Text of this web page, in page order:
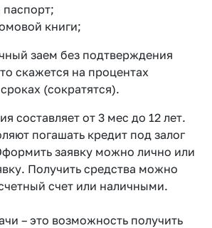
книги;
заем без подтверждения
скажется на процентах
(сократятся).
составляет от 3 мес до 12 лет.
погашать кредит под залог
заявку можно лично или
Получить средства можно
счет или наличными.
– это возможность получить